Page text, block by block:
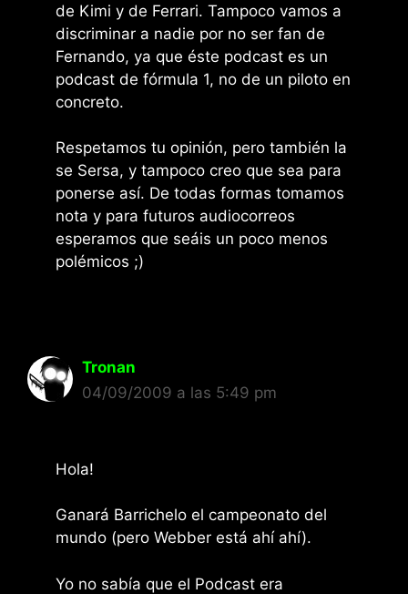
de Kimi y de Ferrari. Tampoco vamos a
discriminar a nadie por no ser fan de
Fernando, ya que éste podcast es un
podcast de fórmula 1, no de un piloto en
concreto.
Respetamos tu opinión, pero también la
se Sersa, y tampoco creo que sea para
ponerse así. De todas formas tomamos
nota y para futuros audiocorreos
esperamos que seáis un poco menos
polémicos ;)
Tronan
04/09/2009 a las 5:49 pm
Hola!
Ganará Barrichelo el campeonato del
mundo (pero Webber está ahí ahí).
Yo no sabía que el Podcast era